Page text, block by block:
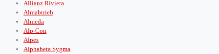
Allianz Riviera
Almabtrieb
Almeda
Alp-Con
Alpes
Alphabeta Sygma